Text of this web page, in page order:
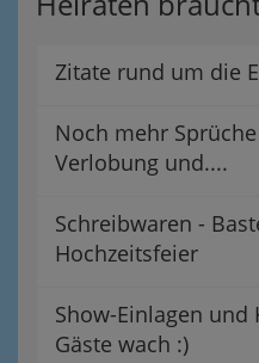
Zitate rund um die
Noch mehr
Verlobung und....
Schreibwaren -
Hochzeitsfeier
Show-Einlagen
Gäste wach :)